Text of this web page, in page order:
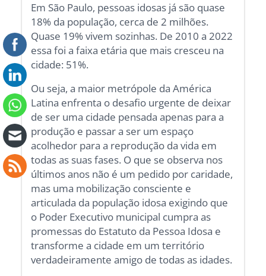
Em São Paulo, pessoas idosas já são quase
18% da população, cerca de 2 milhões.
Quase 19% vivem sozinhas. De 2010 a 2022
essa foi a faixa etária que mais cresceu na
cidade: 51%.
Ou seja, a maior metrópole da América
Latina enfrenta o desafio urgente de deixar
de ser uma cidade pensada apenas para a
produção e passar a ser um espaço
acolhedor para a reprodução da vida em
todas as suas fases. O que se observa nos
últimos anos não é um pedido por caridade,
mas uma mobilização consciente e
articulada da população idosa exigindo que
o Poder Executivo municipal cumpra as
promessas do Estatuto da Pessoa Idosa e
transforme a cidade em um território
verdadeiramente amigo de todas as idades.